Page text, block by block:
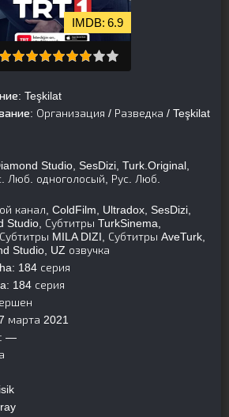
6.9
Teşkilat
Организация / Разведка / Teşkilat
Studio, SesDizi, Turk.Original,
Люб. одноголосый, Рус. Люб.
канал, ColdFilm, Ultradox, SesDizi,
Studio, Субтитры TurkSinema,
MILA DIZI, Субтитры AveTurk,
Studio, UZ озвучка
184 серия
184 серия
марта 2021
—